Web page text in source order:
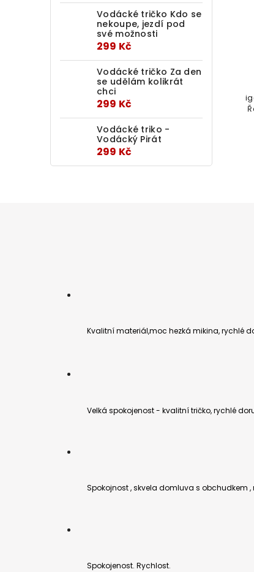
Vodácké tričko Kdo se
nekoupe, jezdí pod
své možnosti
299 Kč
Vodácké tričko Za den
se udělám kolikrát
chci
299 Kč
Vodácké triko -
Vodácký Pirát
299 Kč
Kvalitní materiál,moc hezká mikina, rychlé
Velká spokojenost - kvalitní tričko, rychlé
Spokojnost , skvela domluva s obchudkem
Spokojenost. Rychlost.